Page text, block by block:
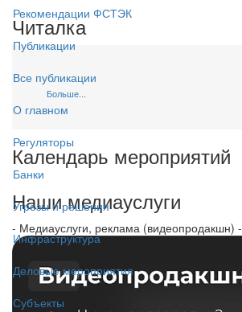
Рекомендации ФСТЭК
Публикации
Все публикации
О главном
Регуляторы
Банки
Угрозы и решения
Инфраструктура
Деловые мероприятия
Субъекты
Читалка
Больше...
Календарь мероприятий
Наши медиауслуги
- Медиауслуги, реклама (видеопродакшн) -